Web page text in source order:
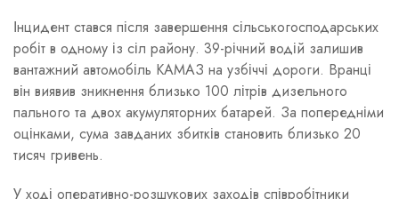
Інцидент стався після завершення сільськогосподарських
робіт в одному із сіл району. 39-річний водій залишив
вантажний автомобіль КАМАЗ на узбіччі дороги. Вранці
він виявив зникнення близько 100 літрів дизельного
пального та двох акумуляторних батарей. За попередніми
оцінками, сума завданих збитків становить близько 20
тисяч гривень.
У ході оперативно-розшукових заходів співробітники